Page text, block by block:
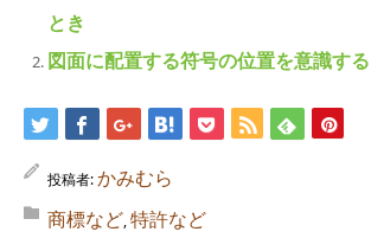
とき
図面に配置する符号の位置を意識する
投稿者:かみむら
商標など,特許など